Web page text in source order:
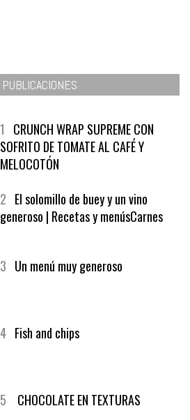
1CRUNCH WRAP SUPREME CON
SOFRITO DE TOMATE AL CAFÉ Y
MELOCOTÓN
2El solomillo de buey y un vino